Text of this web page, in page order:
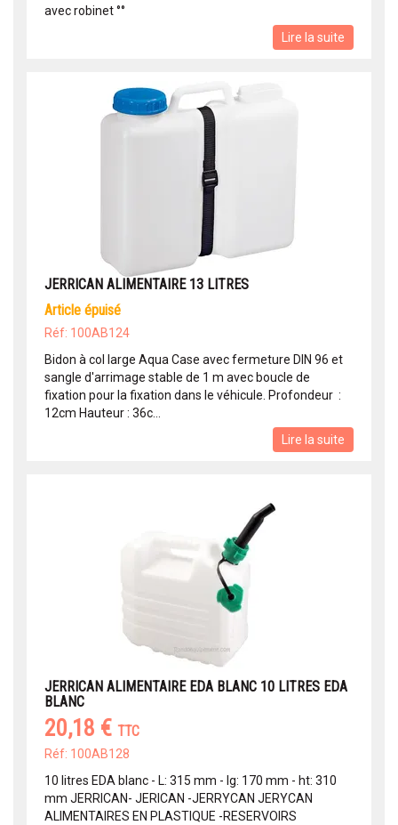
avec robinet °°
Lire la suite
JERRICAN ALIMENTAIRE 13 LITRES
article épuisé
Réf: 100AB124
Bidon à col large Aqua Case avec fermeture DIN 96 et
sangle d'arrimage stable de 1 m avec boucle de
fixation pour la fixation dans le véhicule. Profondeur :
12cm Hauteur : 36c...
Lire la suite
JERRICAN ALIMENTAIRE EDA BLANC 10 LITRES EDA
BLANC
20,18 € TTC
Réf: 100AB128
10 litres EDA blanc - L: 315 mm - lg: 170 mm - ht: 310
mm JERRICAN- JERICAN -JERRYCAN JERYCAN
ALIMENTAIRES EN PLASTIQUE -RESERVOIRS